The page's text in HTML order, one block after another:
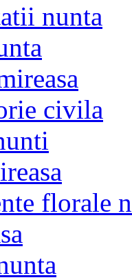
nunta
civila
florale